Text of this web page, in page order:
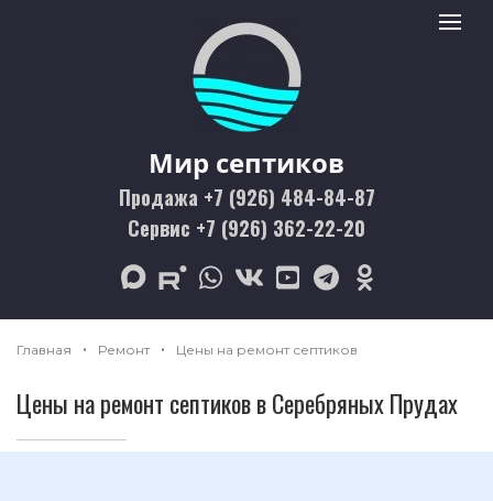
Мир септиков logo
Мир септиков
Продажа +7 (926) 484-84-87
Сервис +7 (926) 362-22-20
max rutubewhatsapp
vk youtubetelegramodnoklassniki
Toggle
Главная Ремонт Цены на ремонт септиков
Цены на ремонт септиков в Серебряных Прудах